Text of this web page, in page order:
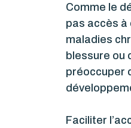
Comme le
pas accès à
maladies
blessure ou
préoccuper
Faciliter